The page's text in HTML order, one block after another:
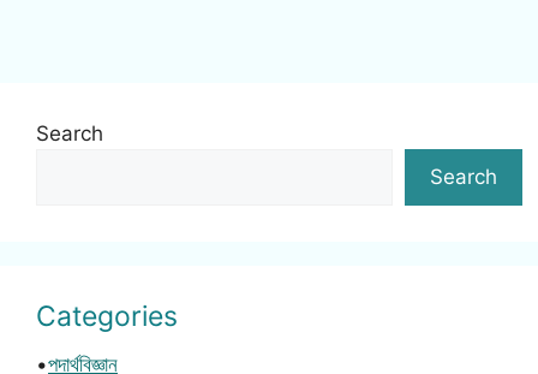
Search
Search
Categories
•পদার্থবিজ্ঞান